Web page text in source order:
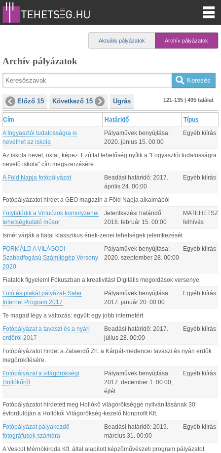
Aktuális pályázatok Archív pályázatok
Archív pályázatok
Előző 15 Következő 15 Ugrás 121-135 | 495 találat
Cím Határidő Típus
A fogyasztói tudatosságra is
nevelhet az iskola
Pályaművek benyújtása:
2020. június 15 00:00
Egyéb kiírás
Az iskola nevel, oktat, képez. Ezúttal lehetőség nyílik a "Fogyasztói tudatosságra
nevelő iskola" cím megszerzésére.
A Föld Napja fotópályázat Beadási határidő: 2017.
április 24 00:00
Egyéb kiírás
Fotópályázatot hirdet a GEO magazin a Föld Napja alkalmából
Folytatódik a Virtuózok komolyzenei
tehetségkutató műsor
Jelentkezési határidő:
2016. február 15 00:00
MATEHETSZ
felhívás
Ismét várják a fiatal klasszikus ének-zenei tehetségek jelentkezését
FORMÁLD A VILÁGOD!
Szabadfogású Számítógép Verseny
2020
Pályaművek benyújtása:
2020. szeptember 28 00:00
Egyéb kiírás
Fiatalok figyelem! Fókuszban a kreativitás! Digitális megoldások versenye
Fotó és plakát pályázat- Safer
Internet Program 2017
Pályaművek benyújtása:
2017. január 20 00:00
Egyéb kiírás
Te magad légy a változás: együtt egy jobb internetért
Fotópályázat a tavaszi és a nyári
erdőről 2017
Beadási határidő: 2017.
július 28 00:00
Egyéb kiírás
Fotópályázatot hirdet a Zalaerdő Zrt. a Kárpát-medencei tavaszi és nyári erdők
megörökítésére.
Fotópályázat a világörökségi
Hollókőről
Pályaművek benyújtása:
2017. december 1 00:00
éjfél
Egyéb kiírás
Fotópályázatot hirdetett meg Hollókő világörökséggé nyilvánításának 30.
évfordulóján a Hollókői Világörökség-kezelő Nonprofit Kft.
Fotópályázat pályakezdő
fotográfusok számára
Beadási határidő: 2019.
március 31 00:00
Egyéb kiírás
A Vescot Mérnökiroda Kft. által alapított képzőművészeti program pályázatot